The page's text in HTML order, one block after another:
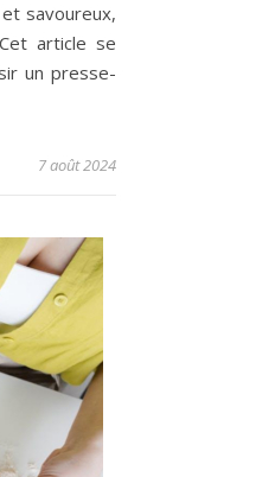
savoureux,
article se
un presse-
7 août 2024